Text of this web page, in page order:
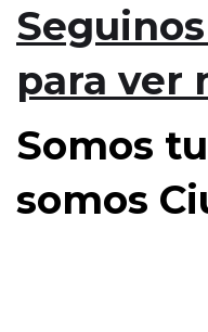
para ver
Somos
somos